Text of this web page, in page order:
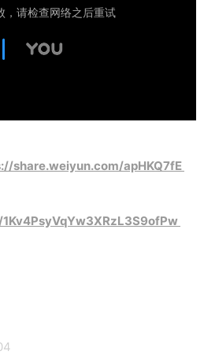
share.weiyun.com/apHKQ7fE